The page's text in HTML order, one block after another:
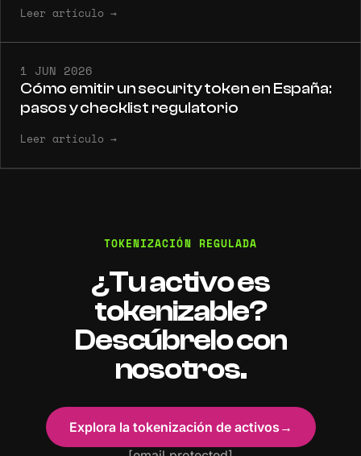
Leer artículo →
1 JUN 2026
Cómo emitir un security token en España:
pasos y checklist regulatorio
Leer artículo →
TOKENIZACIÓN REGULADA
¿Tu activo es
tokenizable?
Descúbrelo con
nosotros.
Explora la tokenización de activos →